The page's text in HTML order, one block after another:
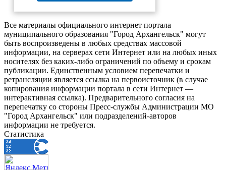
Все материалы официального интернет портала
муниципального образования "Город Архангельск" могут
быть воспроизведены в любых средствах массовой
информации, на серверах сети Интернет или на любых иных
носителях без каких-либо ограничений по объему и срокам
публикации. Единственным условием перепечатки и
ретрансляции является ссылка на первоисточник (в случае
копирования информации портала в сети Интернет —
интерактивная ссылка). Предварительного согласия на
перепечатку со стороны Пресс-службы Администрации МО
"Город Архангельск" или подразделений-авторов
информации не требуется.
Статистика